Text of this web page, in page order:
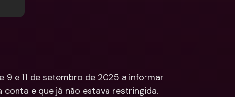
e 11 de setembro de 2025 a informar
e que já não estava restringida.